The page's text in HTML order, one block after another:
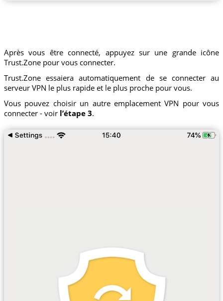
Après vous être connecté, appuyez sur une grande icône
Trust.Zone pour vous connecter.
Trust.Zone essaiera automatiquement de se connecter au
serveur VPN le plus rapide et le plus proche pour vous.
Vous pouvez choisir un autre emplacement VPN pour vous
connecter - voir l’étape 3.